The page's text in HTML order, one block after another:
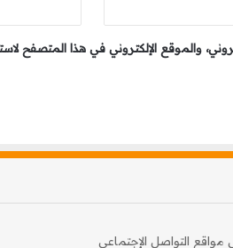
والموقع الإلكتروني في هذا المتصفح
مواقع التواصل الإجتماعي